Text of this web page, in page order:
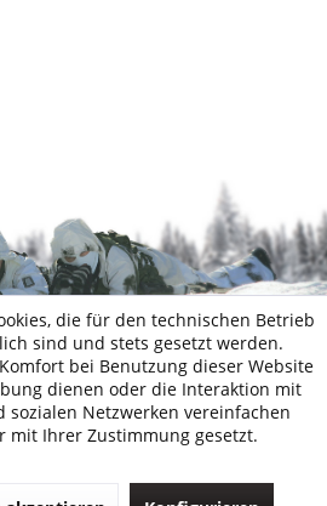
die für den technischen Betrieb
sind und stets gesetzt werden.
bei Benutzung dieser Website
dienen oder die Interaktion mit
sozialen Netzwerken vereinfachen
mit Ihrer Zustimmung gesetzt.